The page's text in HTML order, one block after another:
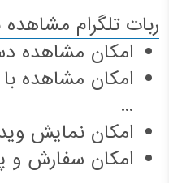
ربات تلگرام مشاهده
امکان مشاهده
امکان مشاهده
...
امکان نمایش
امکان سفارش و